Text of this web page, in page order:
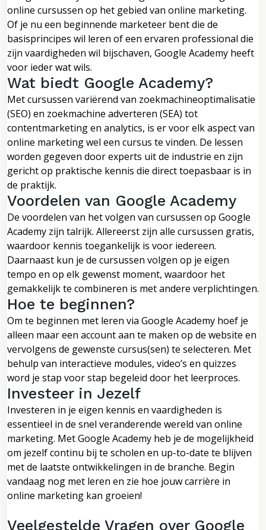
online cursussen op het gebied van online marketing.
Of je nu een beginnende marketeer bent die de
basisprincipes wil leren of een ervaren professional die
zijn vaardigheden wil bijschaven, Google Academy heeft
voor ieder wat wils.
Wat biedt Google Academy?
Met cursussen variërend van zoekmachineoptimalisatie
(SEO) en zoekmachine adverteren (SEA) tot
contentmarketing en analytics, is er voor elk aspect van
online marketing wel een cursus te vinden. De lessen
worden gegeven door experts uit de industrie en zijn
gericht op praktische kennis die direct toepasbaar is in
de praktijk.
Voordelen van Google Academy
De voordelen van het volgen van cursussen op Google
Academy zijn talrijk. Allereerst zijn alle cursussen gratis,
waardoor kennis toegankelijk is voor iedereen.
Daarnaast kun je de cursussen volgen op je eigen
tempo en op elk gewenst moment, waardoor het
gemakkelijk te combineren is met andere verplichtingen.
Hoe te beginnen?
Om te beginnen met leren via Google Academy hoef je
alleen maar een account aan te maken op de website en
vervolgens de gewenste cursus(sen) te selecteren. Met
behulp van interactieve modules, video’s en quizzes
word je stap voor stap begeleid door het leerproces.
Investeer in Jezelf
Investeren in je eigen kennis en vaardigheden is
essentieel in de snel veranderende wereld van online
marketing. Met Google Academy heb je de mogelijkheid
om jezelf continu bij te scholen en up-to-date te blijven
met de laatste ontwikkelingen in de branche. Begin
vandaag nog met leren en zie hoe jouw carrière in
online marketing kan groeien!
Veelgestelde Vragen over Google